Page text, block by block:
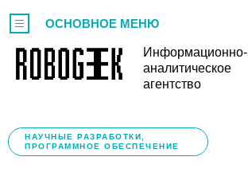
Информационно-
аналитическое
агентство
ОСНОВНОЕ МЕНЮ
НАУЧНЫЕ РАЗРАБОТКИ,
ПРОГРАММНОЕ ОБЕСПЕЧЕНИЕ